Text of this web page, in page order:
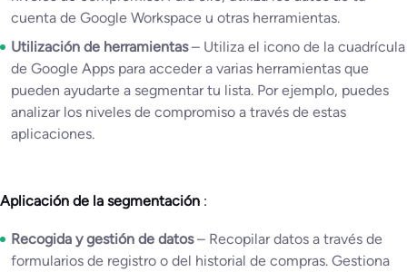
cuenta de Google Workspace u otras herramientas.
Utilización de herramientas– Utiliza el icono de la cuadrícula
de Google Apps para acceder a varias herramientas que
pueden ayudarte a segmentar tu lista. Por ejemplo, puedes
analizar los niveles de compromiso a través de estas
aplicaciones.
Aplicación de la segmentación :
Recogida y gestión de datos– Recopilar datos a través de
formularios de registro o del historial de compras. Gestiona